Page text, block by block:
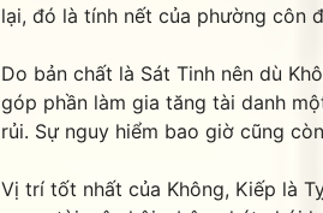
lại, đó là tính nết của phường côn
Do bản chất là Sát Tinh nên dù
góp phần làm gia tăng tài danh
rủi. Sự nguy hiểm bao giờ cũng
Vị trí tốt nhất của Không, Kiếp là